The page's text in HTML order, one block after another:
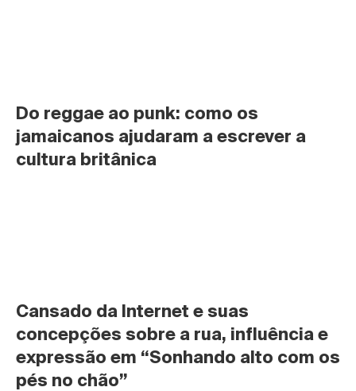
Do reggae ao punk: como os
jamaicanos ajudaram a escrever a
cultura britânica
Cansado da Internet e suas
concepções sobre a rua, influência e
expressão em “Sonhando alto com os
pés no chão”